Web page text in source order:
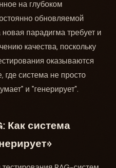
на глубоком
обновляемой
парадигма требует и
качества, поскольку
оказываются
система не просто
и "генерирует".
Как система